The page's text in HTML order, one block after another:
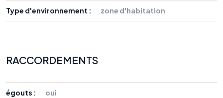
Type d'environnement : zone d'habitation
RACCORDEMENTS
égouts : oui